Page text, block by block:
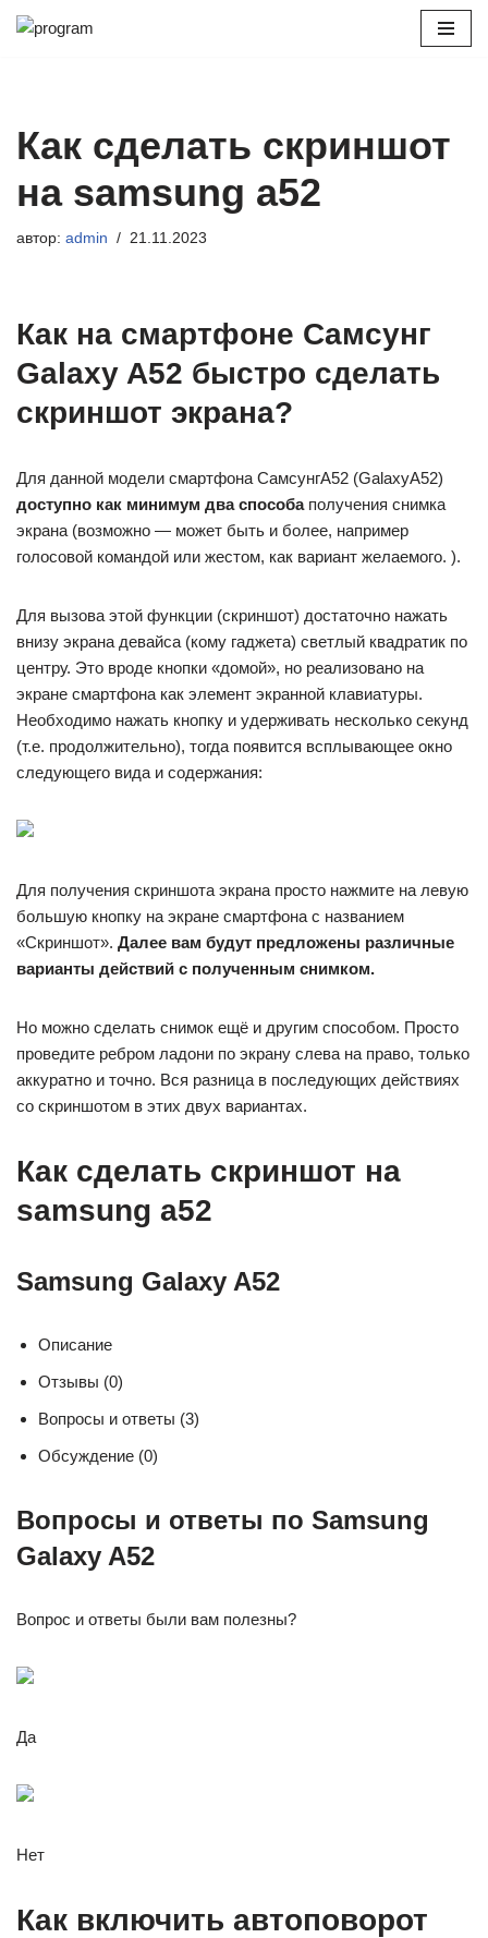
Как сделать скриншот
на samsung a52
автор: admin 21.11.2023
Как на смартфоне Самсунг
Galaxy A52 быстро сделать
скриншот экрана?
Для данной модели смартфона СамсунгА52 (GalaxyA52)
доступно как минимум два способаполучения снимка
экрана (возможно — может быть и более, например
голосовой командой или жестом, как вариант желаемого. ).
Для вызова этой функции (скриншот) достаточно нажать
внизу экрана девайса (кому гаджета) светлый квадратик по
центру. Это вроде кнопки «домой», но реализовано на
экране смартфона как элемент экранной клавиатуры.
Необходимо нажать кнопку и удерживать несколько секунд
(т.е. продолжительно), тогда появится всплывающее окно
следующего вида и содержания:
Для получения скриншота экрана просто нажмите на левую
большую кнопку на экране смартфона с названием
«Скриншот». Далее вам будут предложены различные
варианты действий с полученным снимком.
Но можно сделать снимок ещё и другим способом. Просто
проведите ребром ладони по экрану слева на право, только
аккуратно и точно. Вся разница в последующих действиях
со скриншотом в этих двух вариантах.
Как сделать скриншот на
samsung a52
Samsung Galaxy A52
Описание
Отзывы (0)
Вопросы и ответы (3)
Обсуждение (0)
Вопросы и ответы по Samsung
Galaxy A52
Вопрос и ответы были вам полезны?
Да
Нет
Как включить автоповорот